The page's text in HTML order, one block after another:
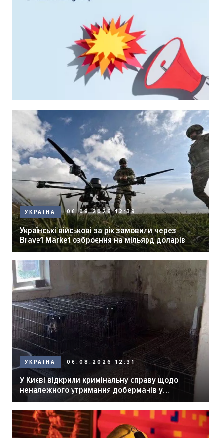
УКРАЇНА 06.08.2026 12:39
Українські військові за рік замовили через
Brave1 Market озброєння на мільярд доларів
УКРАЇНА 06.08.2026 12:31
У Києві відкрили кримінальну справу щодо
неналежного утримання доберманів у
розпліднику